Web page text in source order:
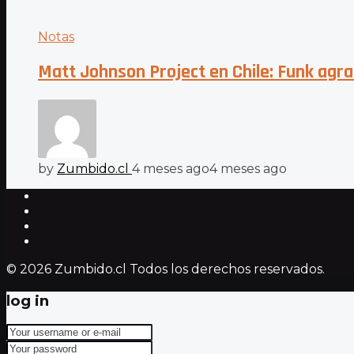
Notas
Matt Johnson Project en Chile: Funk
by Zumbido.cl 4 meses ago4 meses ago
© 2026 Zumbido.cl Todos los derechos reservados.
log in